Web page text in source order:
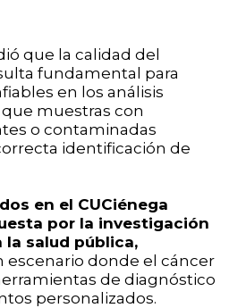
que la calidad del
fundamental para
en los análisis
muestras con
o contaminadas
identificación de
en el CUCiénega
por la investigación
salud pública,
donde el cáncer
de diagnóstico
personalizados.